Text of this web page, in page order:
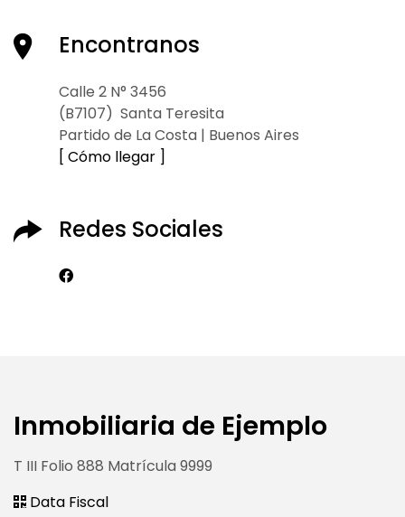
Encontranos
Calle 2 N° 3456
(B7107) Santa Teresita
Partido de La Costa | Buenos Aires
[ Cómo llegar ]
Redes Sociales
Inmobiliaria de Ejemplo
T III Folio 888 Matrícula 9999
Data Fiscal